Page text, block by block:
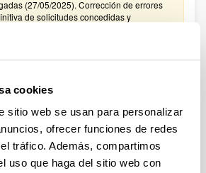
cookies
sitio web se usan para personalizar
ofrecer funciones de redes
tráfico. Además, compartimos
uso que haga del sitio web con
(27/05/2025). Corrección de errores
de solicitudes concedidas y
DE COLABORACIÓN
cerrado: 15/01/2025 - 05/02/2025
solicitudes finaliza el 5 de febrero de
el 27 de enero de 2025: Para
en participar en la convocatoria. Hasta el
Para la remisión a
del ANEXO